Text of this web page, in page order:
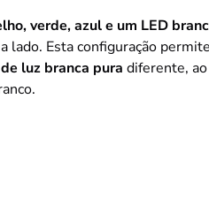
verde, azul e um LED
Esta configuração
luz branca pura diferente,